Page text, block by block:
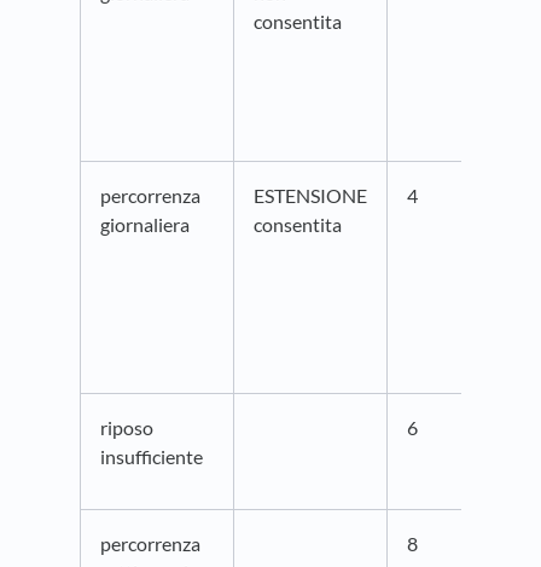
consentita
percorrenza
giornaliera
ESTENSIONE
consentita
4
riposo
insufficiente
6
percorrenza
8